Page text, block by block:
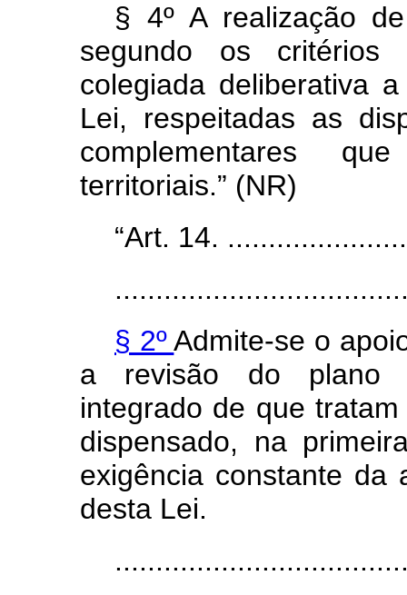
§ 4º A realização
segundo os critérios
colegiada deliberativa
Lei, respeitadas as
complementares
territoriais.” (NR)
“Art. 14.
§ 2ºAdmite-se o
a revisão do plano
integrado de que
dispensado, na
exigência constante da
desta Lei.